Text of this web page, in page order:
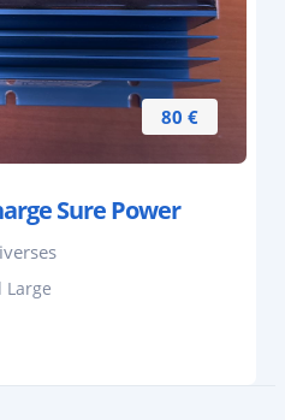
80 €
Sure Power
Large